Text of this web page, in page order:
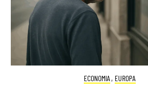
ECONOMIA , EUROPA